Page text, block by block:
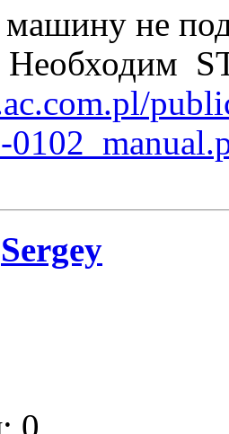
не
Необходим
Sergey